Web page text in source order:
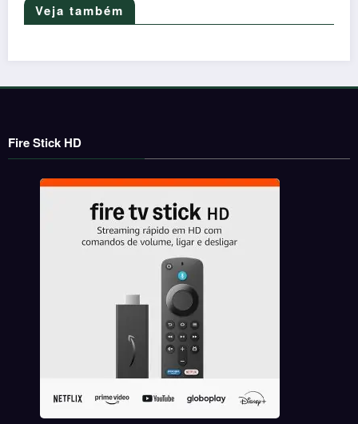
Veja também
Fire Stick HD